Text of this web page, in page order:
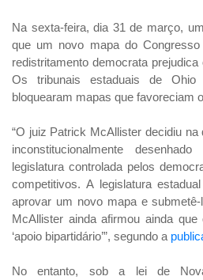
Na sexta-feira, dia 31 de março,
que um novo mapa do
redistritamento democrata
Os tribunais estaduais de
bloquearam mapas que favoreciam
“O juiz Patrick McAllister decidiu na
inconstitucionalmente
legislatura controlada pelos
competitivos. A legislatura
aprovar um novo mapa e
McAllister ainda afirmou ainda
‘apoio bipartidário’”, segundo a
No entanto, sob a lei de